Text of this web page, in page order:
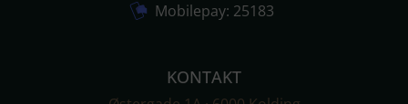
Mobilepay: 25183
KONTAKT